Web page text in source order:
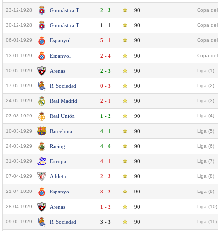
23-12-1928 Gimnástica T. 2 - 3 90 Copa
30-12-1928 Gimnástica T. 1 - 1 90 Copa
06-01-1929 Espanyol 5 - 1 90 Copa
13-01-1929 Espanyol 2 - 4 90 Copa
10-02-1929 Arenas 2 - 3 90 Liga (1)
17-02-1929 R. Sociedad 0 - 3 90 Liga (2)
24-02-1929 Real Madrid 2 - 1 90 Liga (3)
03-03-1929 Real Unión 1 - 2 90 Liga (4)
10-03-1929 Barcelona 4 - 1 90 Liga (5)
24-03-1929 Racing 4 - 0 90 Liga (6)
31-03-1929 Europa 4 - 1 90 Liga (7)
07-04-1929 Athletic 2 - 3 90 Liga (8)
21-04-1929 Espanyol 3 - 2 90 Liga (9)
28-04-1929 Arenas 1 - 2 90 Liga (10)
09-05-1929 R. Sociedad 3 - 3 90 Liga (11)